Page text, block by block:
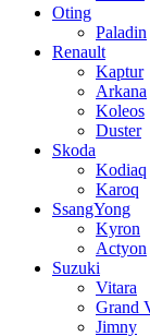
Oting
Paladin
Renault
Kaptur
Arkana
Koleos
Duster
Skoda
Kodiaq
Karoq
SsangYong
Kyron
Actyon
Suzuki
Vitara
Grand
Jimny